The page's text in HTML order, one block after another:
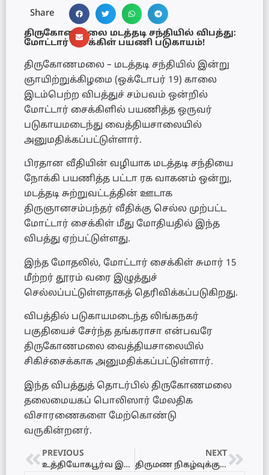
Share
திருகோணமலை மடத்தடி சந்தியில் விபத்து:
மோட்டார் சைக்கிள் பயணி படுகாயம்!
திருகோணமலை – மடத்தடி சந்தியில் இன்று
ஞாயிற்றுக்கிழமை (ஒக்டோபர் 19) காலை
இடம்பெற்ற விபத்துச் சம்பவம் ஒன்றில்
மோட்டார் சைக்கிளில் பயணித்த ஒருவர்
படுகாயமடைந்து வைத்தியசாலையில்
அனுமதிக்கப்பட்டுள்ளார்.
பிரதான வீதியின் வழியாக மடத்தடி சந்தியை
நோக்கி பயணித்த பட்டா ரக வாகனம் ஒன்று,
மடத்தடி சுற்றுவட்டத்தின் ஊடாக
திருஞானசம்பந்தர் வீதிக்கு செல்ல முற்பட்ட
மோட்டார் சைக்கிள் மீது மோதியதில் இந்த
விபத்து ஏற்பட்டுள்ளது.
இந்த மோதலில், மோட்டார் சைக்கிள் சுமார் 15
மீற்றர் தூரம் வரை இழுத்துச்
செல்லப்பட்டுள்ளதாகத் தெரிவிக்கப்படுகிறது.
விபத்தில் படுகாயமடைந்த லிங்கநகர்
பகுதியைச் சேர்ந்த தங்கராசா என்பவரே
திருகோணமலை வைத்தியசாலையில்
சிகிச்சைக்காக அனுமதிக்கப்பட்டுள்ளார்.
இந்த விபத்துத் தொடர்பில் திருகோணமலை
தலைமையகப் பொலிஸார் மேலதிக
விசாரணைகளை மேற்கொண்டு
வருகின்றனர்.
PREVIOUS
உத்தியோகபூர்வ இந்திய விஜயத்தை முடித்துக் கொண்டு பிரதமர் ஹரிணி அமரசூரிய நாடு திரும்பினார்!
NEXT
திருமண நிகழ்வுக்குச் சென்ற கார் விபத்து! – தம்பதியினர் சிறு காயங்களுடன் உயிர் தப்பினர்!